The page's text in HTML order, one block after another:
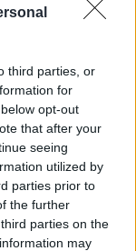
third parties, or
for
opt-out
that after your
seeing
utilized by
parties prior to
the further
parties on the
may
a